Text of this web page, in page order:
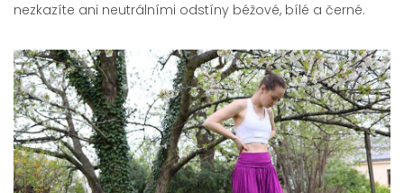
nezkazíte ani neutrálními odstíny béžové, bílé a černé.